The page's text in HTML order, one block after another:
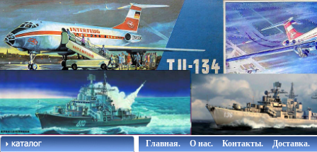
Главная. О нас. Контакты. Доставка.